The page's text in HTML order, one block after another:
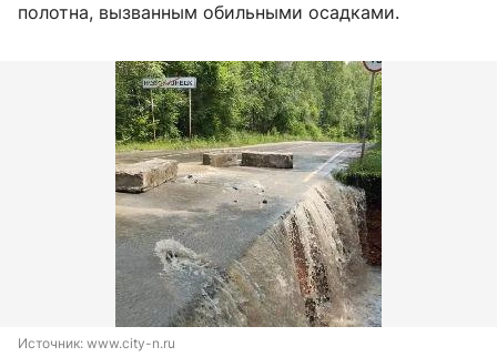
полотна, вызванным обильными осадками.
Источник: www.city-n.ru